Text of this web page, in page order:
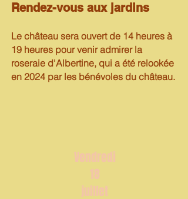
Rendez-vous aux jardins
Le château sera ouvert de 14 heures à
19 heures pour venir admirerla
roseraie d'Albertine, qui a été relookée
en 2024 par les bénévoles du château.
Vendredi
18
juillet